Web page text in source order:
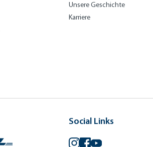
Unsere Geschichte
Karriere
Social Links
Instagram
Facebook
YouTube